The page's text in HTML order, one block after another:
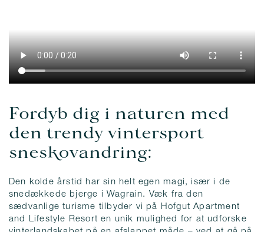
Fordyb dig i naturen med
den trendy vintersport
sneskovandring:
Den kolde årstid har sin helt egen magi, især i de
snedækkede bjerge i Wagrain. Væk fra den
sædvanlige turisme tilbyder vi på Hofgut Apartment
and Lifestyle Resort en unik mulighed for at udforske